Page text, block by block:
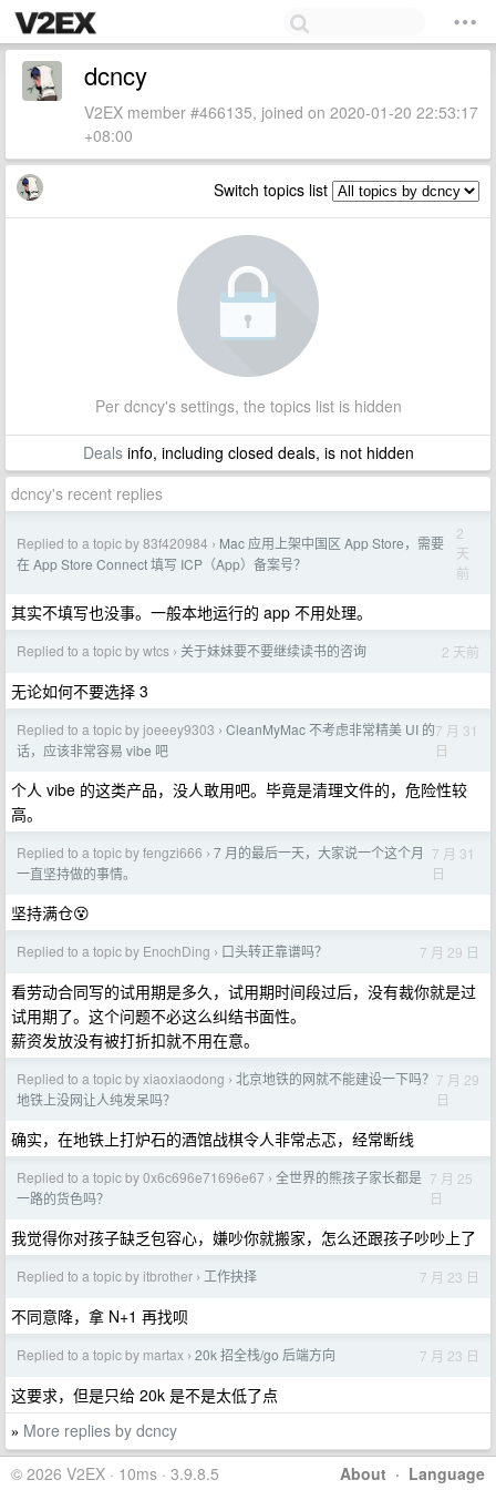
dcncy
V2EX member #466135, joined on 2020-01-20 22:53:17
+08:00
Switch topics list
Per dcncy's settings, the topics list is hidden
Dealsinfo, including closed deals, is not hidden
dcncy's recent replies
Replied to a topic by 83f420984 › Mac 应用上架中国区 App Store，需要
在 App Store Connect 填写 ICP（App）备案号？
2
天
前
其实不填写也没事。一般本地运行的 app 不用处理。
Replied to a topic by wtcs › 关于妹妹要不要继续读书的咨询 2 天前
无论如何不要选择 3
Replied to a topic by joeeey9303 › CleanMyMac 不考虑非常精美 UI 的
话，应该非常容易 vibe 吧
7 月 31
日
个人 vibe 的这类产品，没人敢用吧。毕竟是清理文件的，危险性较
高。
Replied to a topic by fengzi666 › 7 月的最后一天，大家说一个这个月
一直坚持做的事情。
7 月 31
日
坚持满仓😵
Replied to a topic by EnochDing › 口头转正靠谱吗？ 7 月 29 日
看劳动合同写的试用期是多久，试用期时间段过后，没有裁你就是过
试用期了。这个问题不必这么纠结书面性。
薪资发放没有被打折扣就不用在意。
Replied to a topic by xiaoxiaodong › 北京地铁的网就不能建设一下吗？
地铁上没网让人纯发呆吗？
7 月 29
日
确实，在地铁上打炉石的酒馆战棋令人非常忐忑，经常断线
Replied to a topic by 0x6c696e71696e67 › 全世界的熊孩子家长都是
一路的货色吗？
7 月 25
日
我觉得你对孩子缺乏包容心，嫌吵你就搬家，怎么还跟孩子吵吵上了
Replied to a topic by itbrother › 工作抉择 7 月 23 日
不同意降，拿 N+1 再找呗
Replied to a topic by martax › 20k 招全栈/go 后端方向 7 月 23 日
这要求，但是只给 20k 是不是太低了点
» More replies by dcncy
About · Language
© 2026 V2EX · 10ms · 3.9.8.5